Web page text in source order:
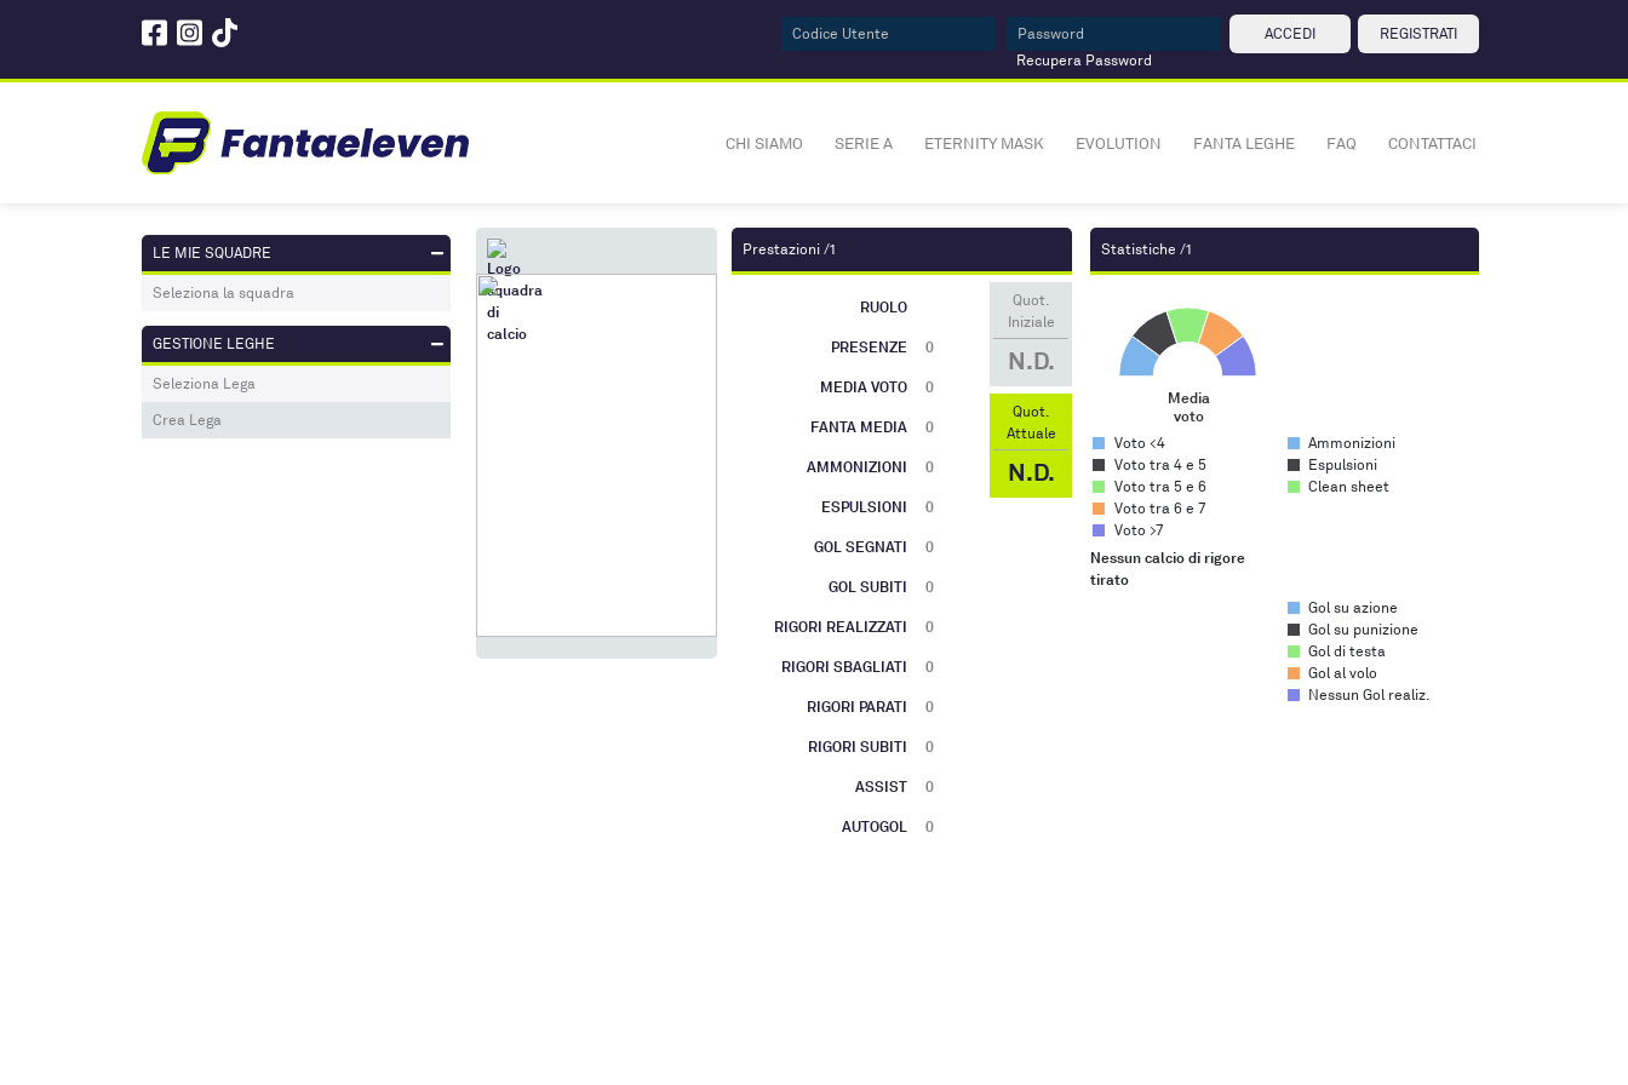
Recupera Password
ACCEDI REGISTRATI
CHI SIAMO SERIE A ETERNITY MASK EVOLUTION FANTA LEGHE FAQ CONTATTACI
LE MIE SQUADRE
Seleziona la squadra
GESTIONE LEGHE
Seleziona Lega
Crea Lega
Prestazioni /1
RUOLO
PRESENZE 0
MEDIA VOTO 0
FANTA MEDIA 0
AMMONIZIONI 0
ESPULSIONI 0
GOL SEGNATI 0
GOL SUBITI 0
RIGORI REALIZZATI 0
RIGORI SBAGLIATI 0
RIGORI PARATI 0
RIGORI SUBITI 0
ASSIST 0
AUTOGOL 0
Quot.
Iniziale
N.D.
Quot.
Attuale
N.D.
Statistiche /1
Media voto
Pie chart with 5 slices.
Media
voto
End of interactive chart.
Voto <4
Voto tra 4 e 5
Voto tra 5 e 6
Voto tra 6 e 7
Voto >7
Ammonizioni
Espulsioni
Clean sheet
Nessun calcio di rigore
tirato
Gol su azione
Gol su punizione
Gol di testa
Gol al volo
Nessun Gol realiz.